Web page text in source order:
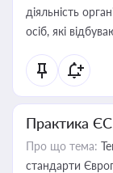
діяльність
осіб, які
Практика
Про що тема:
стандарти